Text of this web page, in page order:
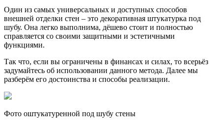
Один из самых универсальных и доступных способов
внешней отделки стен – это декоративная штукатурка под
шубу. Она легко выполнима, дёшево стоит и полностью
справляется со своими защитными и эстетичными
функциями.
Так что, если вы ограничены в финансах и силах, то всерьёз
задумайтесь об использовании данного метода. Далее мы
разберём его достоинства и способы реализации.
Фото оштукатуренной под шубу стены